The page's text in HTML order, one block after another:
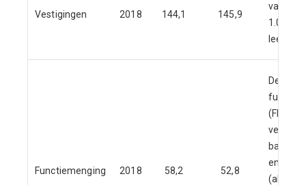
Vestigingen 2018 144,1 145,9
van
1.000
leeftijd
Functiemenging 2018 58,2 52,8
De
(FMI)
banen
en
(alleen